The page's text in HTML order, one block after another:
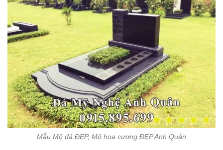
Mẫu Mộ đá ĐẸP, Mộ hoa cương ĐẸP Anh Quân